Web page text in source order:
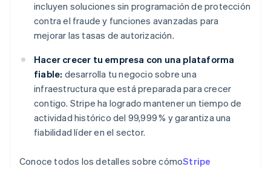
incluyen soluciones sin programación de protección
contra el fraude y funciones avanzadas para
mejorar las tasas de autorización.
Hacer crecer tu empresa con una plataforma
fiable: desarrolla tu negocio sobre una
infraestructura que está preparada para crecer
contigo. Stripe ha logrado mantener un tiempo de
actividad histórico del 99,999 % y garantiza una
fiabilidad líder en el sector.
Conoce todos los detalles sobre cómoStripe